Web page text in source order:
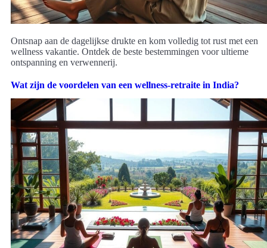
Ontsnap aan de dagelijkse drukte en kom volledig tot rust met een
wellness vakantie. Ontdek de beste bestemmingen voor ultieme
ontspanning en verwennerij.
Wat zijn de voordelen van een wellness-retraite in India?